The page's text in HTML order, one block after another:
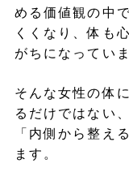
める価値観の中
くくなり、体も
がちになっていま
そんな女性の体
るだけではない、
「内側から整え
ます。